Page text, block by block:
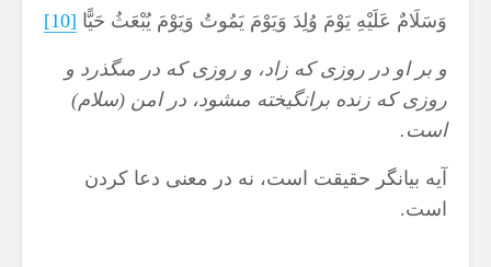
وَسَلَامٌ عَلَيْهِ يَوْمَ وُلِدَ وَيَوْمَ يَمُوتُ وَيَوْمَ يُبْعَثُ حَيًّا [10]
و بر او در روزى كه زاد، و روزى كه در مى‏گذرد و
روزى كه زنده برانگيخته مى‏شود، در امن (سلام)
است.
آیه بیانگر حقیقت است، نه در معنی دعا کردن
است.